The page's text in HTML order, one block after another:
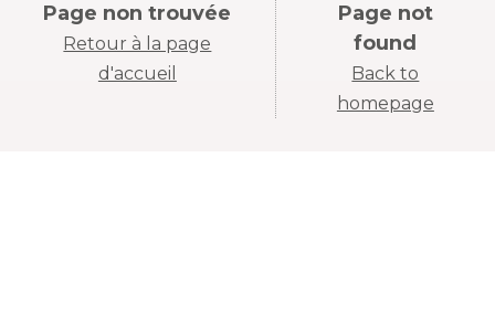
Page non trouvée
Retour à la page
d'accueil
Page not
found
Back to
homepage